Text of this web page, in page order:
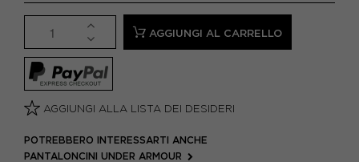
AGGIUNGI AL CARRELLO
AGGIUNGI ALLA LISTA DEI DESIDERI
POTREBBERO INTERESSARTI ANCHE
PANTALONCINI UNDER ARMOUR